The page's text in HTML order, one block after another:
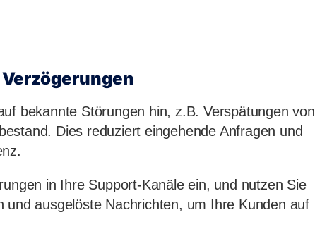
bekannte Störungen hin, z.B. Verspätungen von
Dies reduziert eingehende Anfragen und
in Ihre Support-Kanäle ein, und nutzen Sie
und ausgelöste Nachrichten, um Ihre Kunden auf